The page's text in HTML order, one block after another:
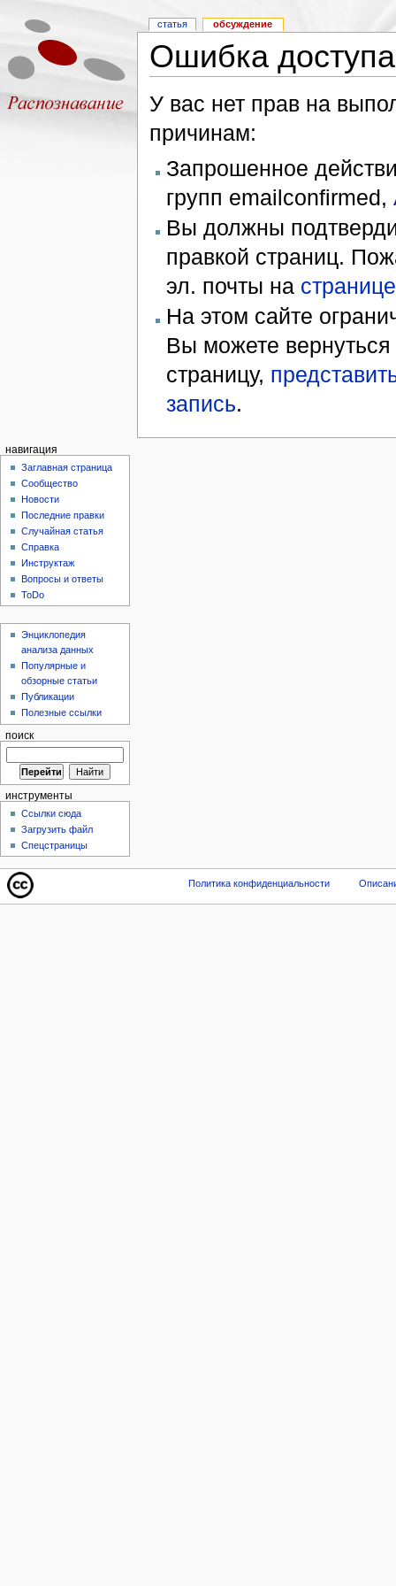
Ошибка доступа
У вас нет прав на
причинам:
Запрошенное
групп emailconfirmed,
Вы должны
правкой страниц.
эл. почты на
На этом сайте
Вы можете
страницу,
запись.
статья обсуждение
навигация
Заглавная страница
Сообщество
Новости
Последние правки
Случайная статья
Справка
Инструктаж
Вопросы и ответы
ToDo
Энциклопедия
анализа данных
Популярные и
обзорные статьи
Публикации
Полезные ссылки
поиск
инструменты
Ссылки сюда
Загрузить файл
Спецстраницы
Политика конфиденциальности